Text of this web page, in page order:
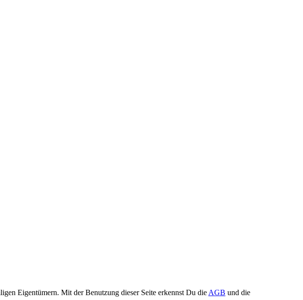
Eigentümern. Mit der Benutzung dieser Seite erkennst Du die AGB und die